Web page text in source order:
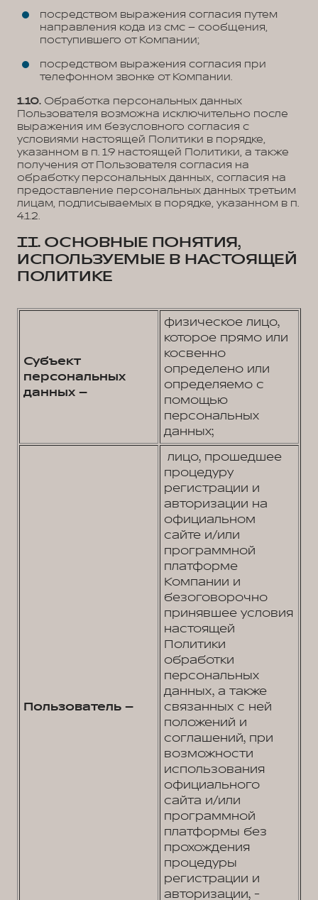
посредством выражения согласия путем
направления кода из смс – сообщения,
поступившего от Компании;
посредством выражения согласия при
телефонном звонке от Компании.
1.10. Обработка персональных данных
Пользователя возможна исключительно после
выражения им безусловного согласия с
условиями настоящей Политики в порядке,
указанном в п. 1.9 настоящей Политики, а также
получения от Пользователя согласия на
обработку персональных данных, согласия на
предоставление персональных данных третьим
лицам, подписываемых в порядке, указанном в п.
4.1.2.
II. ОСНОВНЫЕ ПОНЯТИЯ,
ИСПОЛЬЗУЕМЫЕ В НАСТОЯЩЕЙ
ПОЛИТИКЕ
Субъект
персональных
данных –
физическое лицо,
которое прямо или
косвенно
определено или
определяемо с
помощью
персональных
данных;
Пользователь –
лицо, прошедшее
процедуру
регистрации и
авторизации на
официальном
сайте и/или
программной
платформе
Компании и
безоговорочно
принявшее условия
настоящей
Политики
обработки
персональных
данных, а также
связанных с ней
положений и
соглашений, при
возможности
использования
официального
сайта и/или
программной
платформы без
прохождения
процедуры
регистрации и
авторизации, -